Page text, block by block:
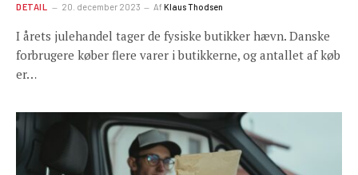
DETAIL 20. december 2023 AfKlaus Thodsen
I årets julehandel tager de fysiske butikker hævn. Danske
forbrugere køber flere varer i butikkerne, og antallet af køb
er…